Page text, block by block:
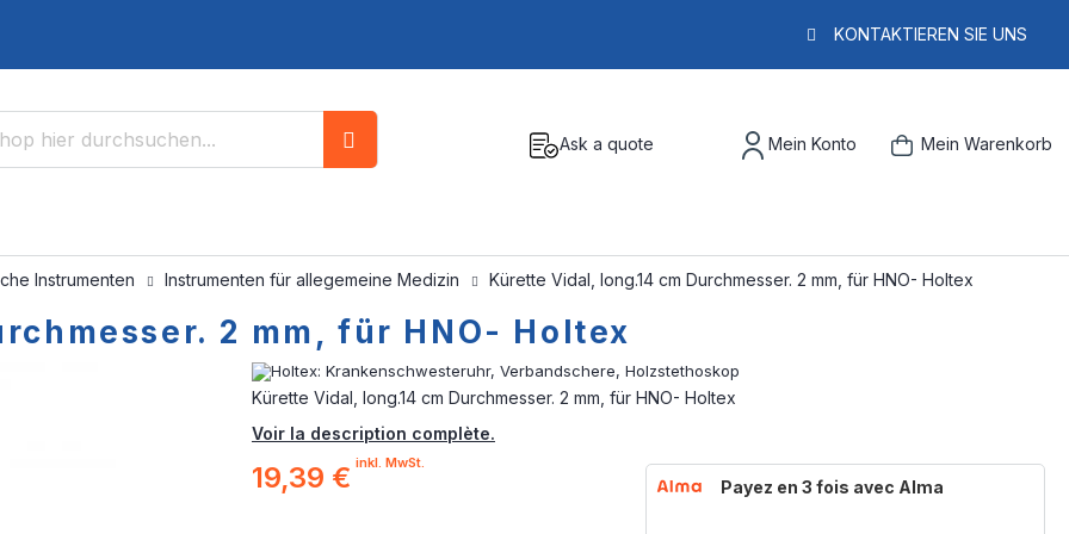
KONTAKTIEREN SIE UNS
Ask a quote Mein Konto Mein Warenkorb
Instrumenten Instrumenten für allegemeine Medizin Kürette Vidal, long.14 cm Durchmesser. 2 mm, für HNO- Holtex
2 mm, für HNO- Holtex
Kürette Vidal, long.14 cm Durchmesser. 2 mm, für HNO- Holtex
Voir la description complète.
19,39 € inkl. MwSt.
Payez en 3 fois avec Alma